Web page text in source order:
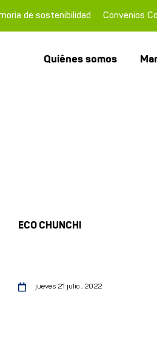
de sostenibilidad Convenios
Quiénes somos
ECO CHUNCHI
jueves 21 julio , 2022